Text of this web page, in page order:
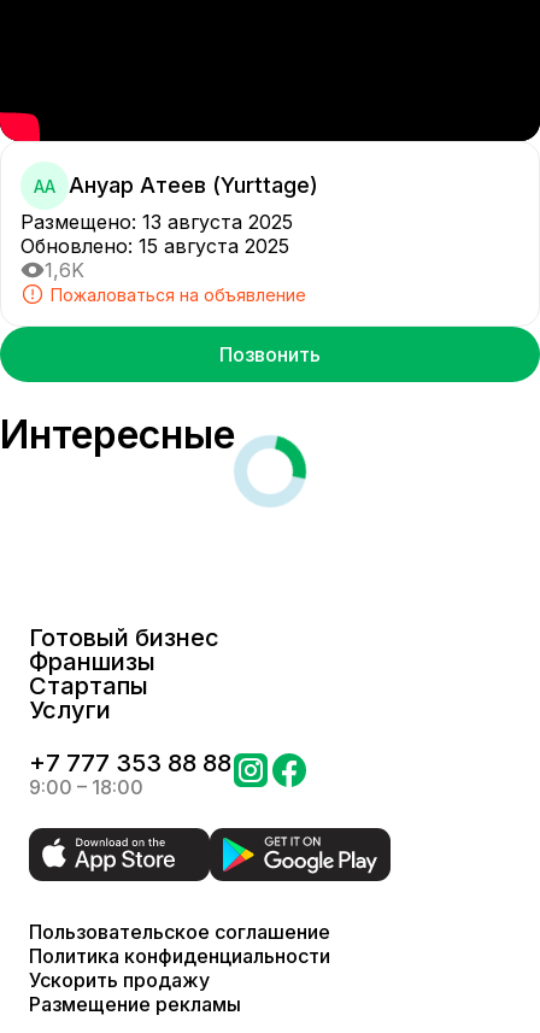
АА Ануар Атеев (Yurttage)
Размещено: 13 августа 2025
Обновлено: 15 августа 2025
1,6K
Пожаловаться на объявление
Позвонить
Интересные
Готовый бизнес
Франшизы
Стартапы
Услуги
+7 777 353 88 88
9:00 – 18:00
Пользовательское соглашение
Политика конфиденциальности
Ускорить продажу
Размещение рекламы